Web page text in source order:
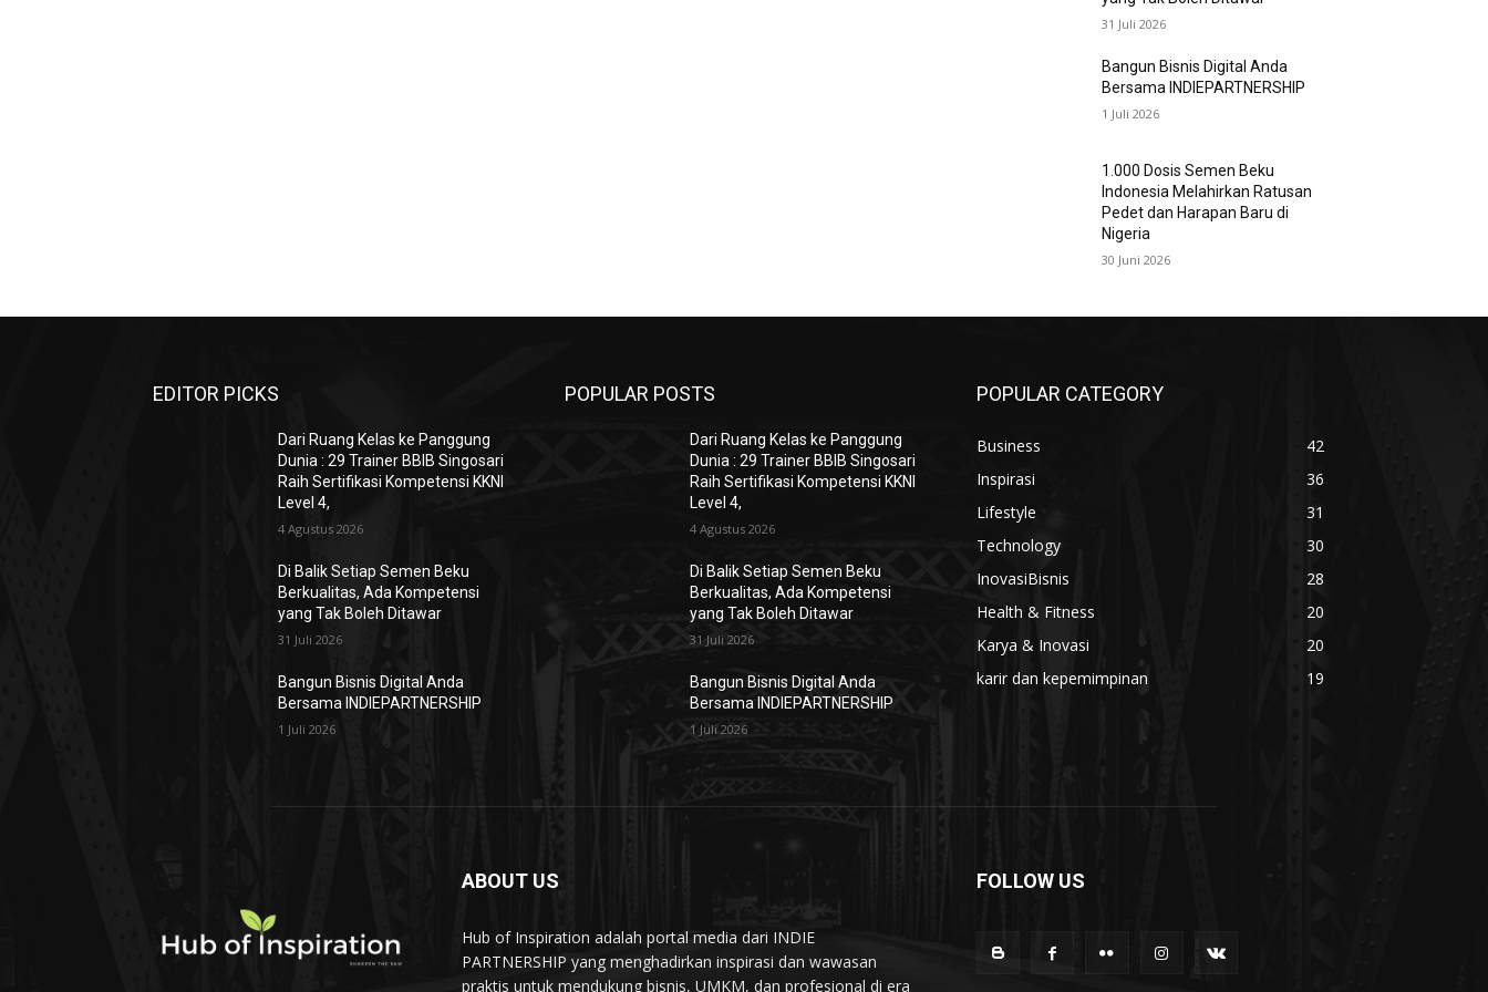
31 Juli 2026
Bangun Bisnis Digital Anda
Bersama INDIEPARTNERSHIP
1 Juli 2026
1.000 Dosis Semen Beku
Indonesia Melahirkan Ratusan
Pedet dan Harapan Baru di
Nigeria
30 Juni 2026
EDITOR PICKS
Dari Ruang Kelas ke Panggung
Dunia : 29 Trainer BBIB Singosari
Raih Sertifikasi Kompetensi KKNI
Level 4,
4 Agustus 2026
Di Balik Setiap Semen Beku
Berkualitas, Ada Kompetensi
yang Tak Boleh Ditawar
31 Juli 2026
Bangun Bisnis Digital Anda
Bersama INDIEPARTNERSHIP
1 Juli 2026
POPULAR POSTS
Dari Ruang Kelas ke Panggung
Dunia : 29 Trainer BBIB Singosari
Raih Sertifikasi Kompetensi KKNI
Level 4,
4 Agustus 2026
Di Balik Setiap Semen Beku
Berkualitas, Ada Kompetensi
yang Tak Boleh Ditawar
31 Juli 2026
Bangun Bisnis Digital Anda
Bersama INDIEPARTNERSHIP
1 Juli 2026
POPULAR CATEGORY
Business
42
Inspirasi
36
Lifestyle
31
Technology
30
InovasiBisnis
28
Health & Fitness
20
Karya & Inovasi
20
karir dan kepemimpinan
19
ABOUT US
Hub of Inspiration adalah portal media dari INDIE
PARTNERSHIP yang menghadirkan inspirasi dan wawasan
praktis untuk mendukung bisnis, UMKM, dan profesional di era
FOLLOW US